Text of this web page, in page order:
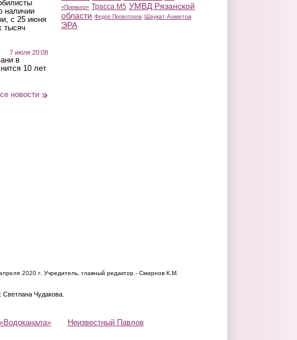
наличии
с 25 июня
тысяч
7 июля 20:08
в
10 лет
новости
«Премьер» Трасса М5 УМВД Рязанской
области Федор Провоторов Шаукат Ахметов
ЭРА
2020 г. Учредитель, главный редактор - Смирнов К.М.
Чудакова.
Неизвестный Павлов